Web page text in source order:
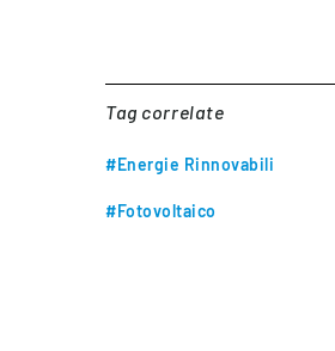
Tag correlate
#Energie Rinnovabili
#Fotovoltaico